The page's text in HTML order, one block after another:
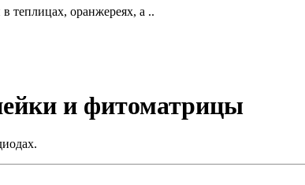
теплицах, оранжереях, а ..
и фитоматрицы